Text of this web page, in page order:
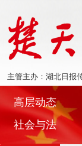
主管主办：湖北日报
高层动态
社会与法